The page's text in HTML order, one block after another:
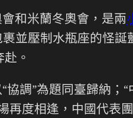
和米蘭冬奧會，是兩
裹並壓制水瓶座的怪誕
。
協調”為題同臺歸納；“
再度相逢，中國代表